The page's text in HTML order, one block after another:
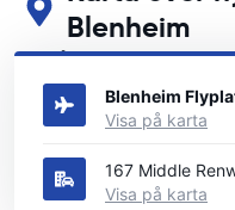
Blenheim
Se våra huvudsakliga
Blenheim
Visa på karta
167 Middle
Visa på karta